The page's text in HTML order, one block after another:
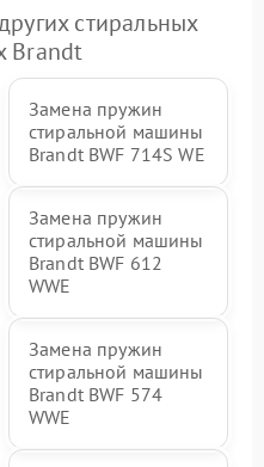
стиральных
Brandt
Замена пружин
стиральной машины
Brandt BWF 714S WE
Замена пружин
стиральной машины
Brandt BWF 612
WWE
Замена пружин
стиральной машины
Brandt BWF 574
WWE